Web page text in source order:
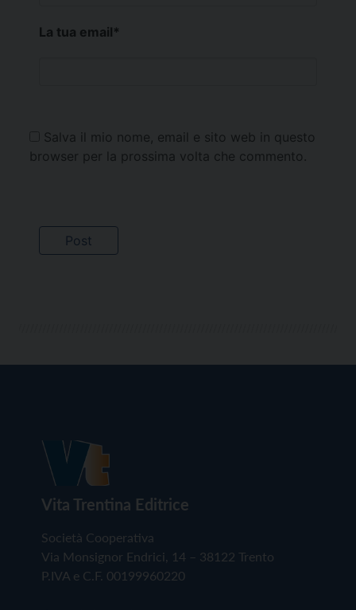
La tua email*
Salva il mio nome, email e sito web in questo
browser per la prossima volta che commento.
Vita Trentina Editrice
Società Cooperativa
Via Monsignor Endrici, 14 – 38122 Trento
P.IVA e C.F. 00199960220